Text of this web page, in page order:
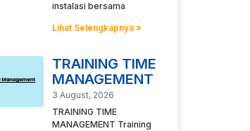
instalasi bersama
Lihat Selengkapnya »
TRAINING TIME
MANAGEMENT
3 August, 2026
TRAINING TIME
MANAGEMENT Training